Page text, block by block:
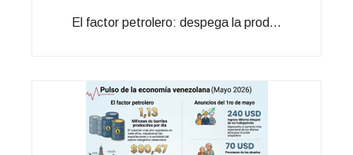
El factor petrolero: despega la prod...